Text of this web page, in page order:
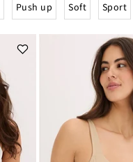
Push up Soft Sport